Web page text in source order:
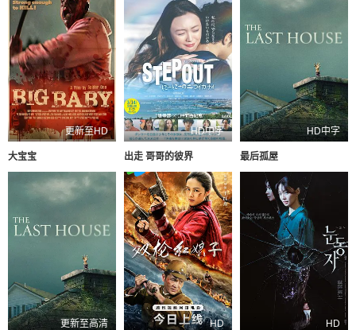
更新至HD
大宝宝
HD中字
出走 哥哥的彼界
HD中字
最后孤屋
更新至高清 HD HD